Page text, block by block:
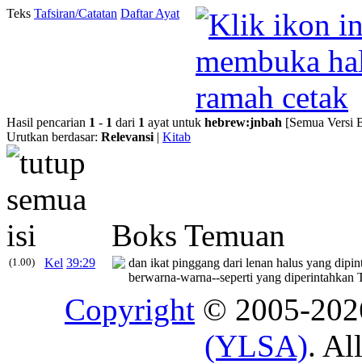
Teks Tafsiran/Catatan Daftar Ayat
Hasil pencarian 1 - 1 dari 1 ayat untuk hebrew:jnbah [Semua Versi
Urutkan berdasar: Relevansi | Kitab
Boks Temuan
(1.00) Kel 39:29
dan ikat pinggang dari lenan halus yang
berwarna-warna--seperti yang
Copyright © 2005-
(YLSA).